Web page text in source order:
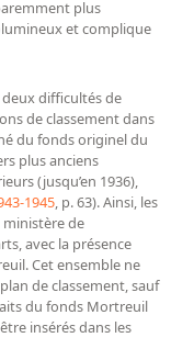
plus
et complique
deux difficultés de
de classement dans
du fonds originel du
plus anciens
(jusqu’en 1936),
1945, p. 63). Ainsi, les
ministère de
avec la présence
Cet ensemble ne
de classement, sauf
du fonds Mortreuil
insérés dans les